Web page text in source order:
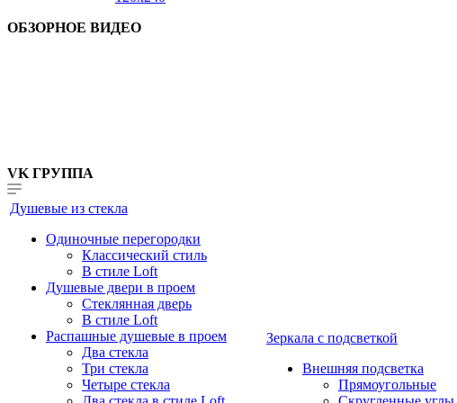
ОБЗОРНОЕ ВИДЕО
VK ГРУППА
Душевые из стекла
Одиночные перегородки
Классический стиль
В стиле Loft
Душевые двери в проем
Стеклянная дверь
В стиле Loft
Распашные душевые в проем
Два стекла
Три стекла
Четыре стекла
Зеркала с подсветкой
Внешняя подсветка
Прямоугольные